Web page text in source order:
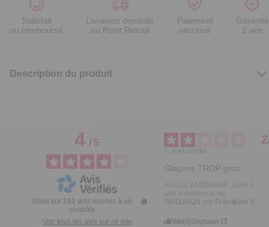
Satisfait
ou remboursé
Livraison domicile
ou Point Retrait
Paiement
sécurisé
Garantie
2 ans
Description du produit
4/5
Basé sur 162 avis soumis à un
contrôle
Voir tous les avis sur ce site
2
Avis vérifié
Glaçons TROP gros
21/01/2026
30/11/2025
Fran�ois V.
Utile(0)Signaler